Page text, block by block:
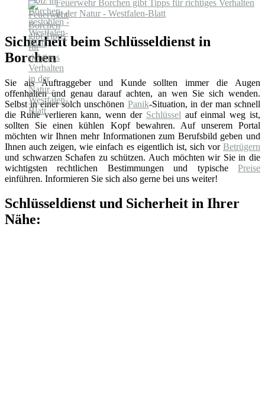
Feuerwehr Borchen gibt Tipps für richtiges Verhalten
in der Natur - Westfalen-Blatt
Sicherheit beim Schlüsseldienst in
Borchen
Sie als Auftraggeber und Kunde sollten immer die Augen
offenhalten und genau darauf achten, an wen Sie sich wenden.
Selbst in einer solch unschönen Panik-Situation, in der man schnell
die Ruhe verlieren kann, wenn der Schlüssel auf einmal weg ist,
sollten Sie einen kühlen Kopf bewahren. Auf unserem Portal
möchten wir Ihnen mehr Informationen zum Berufsbild geben und
Ihnen auch zeigen, wie einfach es eigentlich ist, sich vor Betrügern
und schwarzen Schafen zu schützen. Auch möchten wir Sie in die
wichtigsten rechtlichen Bestimmungen und typische Preise
einführen. Informieren Sie sich also gerne bei uns weiter!
Schlüsseldienst und Sicherheit in Ihrer
Nähe: